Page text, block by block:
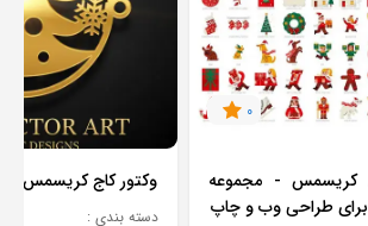
0
کریسمس - مجموعه
طراحی وب و چاپ
وکتور کاج کریسمس
دسته بندی :